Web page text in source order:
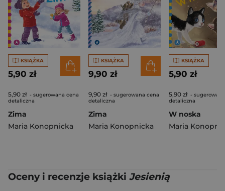
KSIĄŻKA
5,90 zł
5,90 zł - sugerowana cena
detaliczna
Zima
Maria Konopnicka
KSIĄŻKA
9,90 zł
9,90 zł - sugerowana cena
detaliczna
Zima
Maria Konopnicka
KSIĄŻKA
5,90 zł
5,90 zł -
detaliczna
W noska
Maria
Oceny i recenzje książki Jesienią